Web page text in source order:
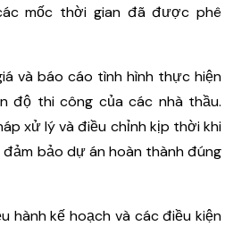
mốc thời gian đã được phê
và báo cáo tình hình thực hiện
độ thi công của các nhà thầu.
xử lý và điều chỉnh kịp thời khi
bảo dự án hoàn thành đúng
hành kế hoạch và các điều kiện